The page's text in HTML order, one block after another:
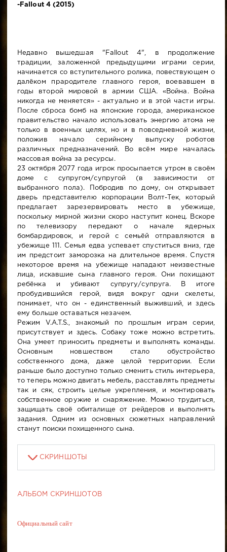
-Fallout 4 (2015)
Недавно вышедшая "Fallout 4", в продолжение
традиции, заложенной предыдущими играми серии,
начинается со вступительного ролика, повествующем о
далёком прародителе главного героя, воевавшем в
годы второй мировой в армии США. «Война. Война
никогда не меняется» - актуально и в этой части игры.
После сброса бомб на японские города, американское
правительство начало использовать энергию атома не
только в военных целях, но и в повседневной жизни,
положив начало серийному выпуску роботов
различных предназначений. Во всём мире началась
массовая война за ресурсы.
23 октября 2077 года игрок просыпается утром в своём
доме с супругом/супругой (в зависимости от
выбранного пола). Побродив по дому, он открывает
дверь представителю корпорации Волт-Тек, который
предлагает зарезервировать место в убежище,
поскольку мирной жизни скоро наступит конец. Вскоре
по телевизору передают о начале ядерных
бомбардировок, и герой с семьёй отправляются в
убежище 111. Семья едва успевает спуститься вниз, где
им предстоит заморозка на длительное время. Спустя
некоторое время на убежище нападают неизвестные
лица, искавшие сына главного героя. Они похищают
ребёнка и убивают супругу/супруга. В итоге
пробудившийся герой, видя вокруг одни скелеты,
понимает, что он - единственный выживший, и здесь
ему больше оставаться незачем.
Режим V.A.T.S., знакомый по прошлым играм серии,
присутствует и здесь. Собаку тоже можно встретить.
Она умеет приносить предметы и выполнять команды.
Основным новшеством стало обустройство
собственного дома, даже целой территории. Если
раньше было доступно только сменить стиль интерьера,
то теперь можно двигать мебель, расставлять предметы
так и сяк, строить целые укрепления, и монтировать
собственное оружие и снаряжение. Можно трудиться,
защищать своё обиталище от рейдеров и выполнять
задания. Одним из основных сюжетных направлений
станут поиски похищенного сына.
СКРИНШОТЫ
АЛЬБОМ СКРИНШОТОВ
Официальный сайт